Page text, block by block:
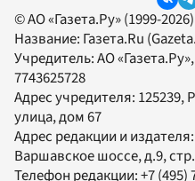
© АО «Газета.Ру» (1999-
Название: Газета.Ru
Учредитель:АО «Газета.Ру»
7743625728
Адрес учредителя: 125239,
улица, дом 67
Адрес редакции и издателя:
Варшавское шоссе, д.9,
Телефон редакции:+7 (495)